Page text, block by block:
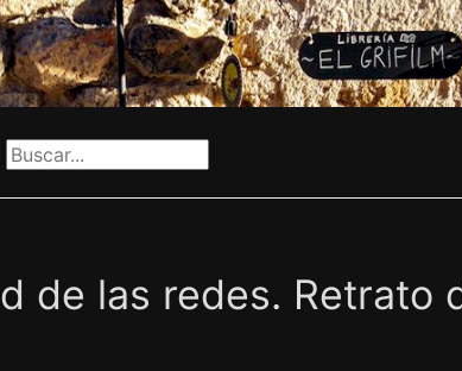
de las redes. Retrato